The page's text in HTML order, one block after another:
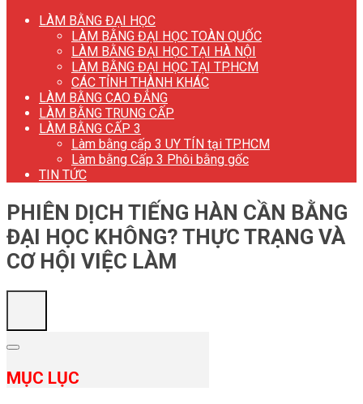
LÀM BẰNG ĐẠI HỌC
LÀM BẰNG ĐẠI HỌC TOÀN QUỐC
LÀM BẰNG ĐẠI HỌC TẠI HÀ NỘI
LÀM BẰNG ĐẠI HỌC TẠI TP.HCM
CÁC TỈNH THÀNH KHÁC
LÀM BẰNG CAO ĐẲNG
LÀM BẰNG TRUNG CẤP
LÀM BẰNG CẤP 3
Làm bằng cấp 3 UY TÍN tại TP.HCM
Làm bằng Cấp 3 Phôi bằng gốc
TIN TỨC
PHIÊN DỊCH TIẾNG HÀN CẦN BẰNG
ĐẠI HỌC KHÔNG? THỰC TRẠNG VÀ
CƠ HỘI VIỆC LÀM
MỤC LỤC